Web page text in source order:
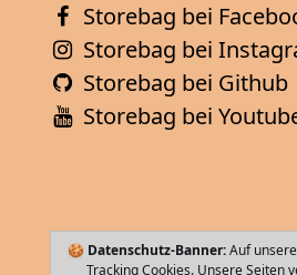
🍪 Datenschutz-Banner:Auf
Tracking Cookies. Unsere Seiten
Storebag bei
Storebag bei
Storebag bei Github
Storebag bei